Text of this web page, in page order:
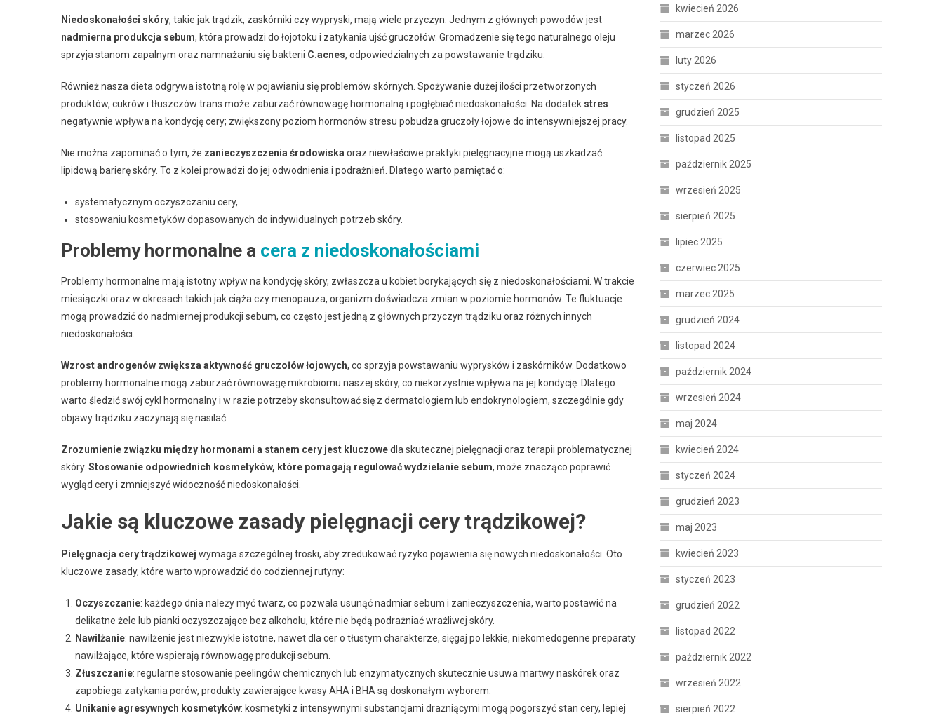
Niedoskonałości skóry, takie jak trądzik, zaskórniki czy wypryski, mają wiele przyczyn. Jednym z głównych powodów jest
nadmierna produkcja sebum, która prowadzi do łojotoku i zatykania ujść gruczołów. Gromadzenie się tego naturalnego oleju
sprzyja stanom zapalnym oraz namnażaniu się bakterii C.acnes, odpowiedzialnych za powstawanie trądziku.
Również nasza dieta odgrywa istotną rolę w pojawianiu się problemów skórnych. Spożywanie dużej ilości przetworzonych
produktów, cukrów i tłuszczów trans może zaburzać równowagę hormonalną i pogłębiać niedoskonałości. Na dodatek stres
negatywnie wpływa na kondycję cery; zwiększony poziom hormonów stresu pobudza gruczoły łojowe do intensywniejszej pracy.
Nie można zapominać o tym, że zanieczyszczenia środowiska oraz niewłaściwe praktyki pielęgnacyjne mogą uszkadzać
lipidową barierę skóry. To z kolei prowadzi do jej odwodnienia i podrażnień. Dlatego warto pamiętać o:
systematycznym oczyszczaniu cery,
stosowaniu kosmetyków dopasowanych do indywidualnych potrzeb skóry.
Problemy hormonalne a cera z niedoskonałościami
Problemy hormonalne mają istotny wpływ na kondycję skóry, zwłaszcza u kobiet borykających się z niedoskonałościami. W trakcie
miesiączki oraz w okresach takich jak ciąża czy menopauza, organizm doświadcza zmian w poziomie hormonów. Te fluktuacje
mogą prowadzić do nadmiernej produkcji sebum, co często jest jedną z głównych przyczyn trądziku oraz różnych innych
niedoskonałości.
Wzrost androgenów zwiększa aktywność gruczołów łojowych, co sprzyja powstawaniu wyprysków i zaskórników. Dodatkowo
problemy hormonalne mogą zaburzać równowagę mikrobiomu naszej skóry, co niekorzystnie wpływa na jej kondycję. Dlatego
warto śledzić swój cykl hormonalny i w razie potrzeby skonsultować się z dermatologiem lub endokrynologiem, szczególnie gdy
objawy trądziku zaczynają się nasilać.
Zrozumienie związku między hormonami a stanem cery jest kluczowedla skutecznej pielęgnacji oraz terapii problematycznej
skóry. Stosowanie odpowiednich kosmetyków, które pomagają regulować wydzielanie sebum, może znacząco poprawić
wygląd cery i zmniejszyć widoczność niedoskonałości.
Jakie są kluczowe zasady pielęgnacji cery trądzikowej?
Pielęgnacja cery trądzikowej wymaga szczególnej troski, aby zredukować ryzyko pojawienia się nowych niedoskonałości. Oto
kluczowe zasady, które warto wprowadzić do codziennej rutyny:
Oczyszczanie: każdego dnia należy myć twarz, co pozwala usunąć nadmiar sebum i zanieczyszczenia, warto postawić na
delikatne żele lub pianki oczyszczające bez alkoholu, które nie będą podrażniać wrażliwej skóry.
Nawilżanie: nawilżenie jest niezwykle istotne, nawet dla cer o tłustym charakterze, sięgaj po lekkie, niekomedogenne preparaty
nawilżające, które wspierają równowagę produkcji sebum.
Złuszczanie: regularne stosowanie peelingów chemicznych lub enzymatycznych skutecznie usuwa martwy naskórek oraz
zapobiega zatykania porów, produkty zawierające kwasy AHA i BHA są doskonałym wyborem.
Unikanie agresywnych kosmetyków: kosmetyki z intensywnymi substancjami drażniącymi mogą pogorszyć stan cery, lepiej
kwiecień 2026
marzec 2026
luty 2026
styczeń 2026
grudzień 2025
listopad 2025
październik 2025
wrzesień 2025
sierpień 2025
lipiec 2025
czerwiec 2025
marzec 2025
grudzień 2024
listopad 2024
październik 2024
wrzesień 2024
maj 2024
kwiecień 2024
styczeń 2024
grudzień 2023
maj 2023
kwiecień 2023
styczeń 2023
grudzień 2022
listopad 2022
październik 2022
wrzesień 2022
sierpień 2022